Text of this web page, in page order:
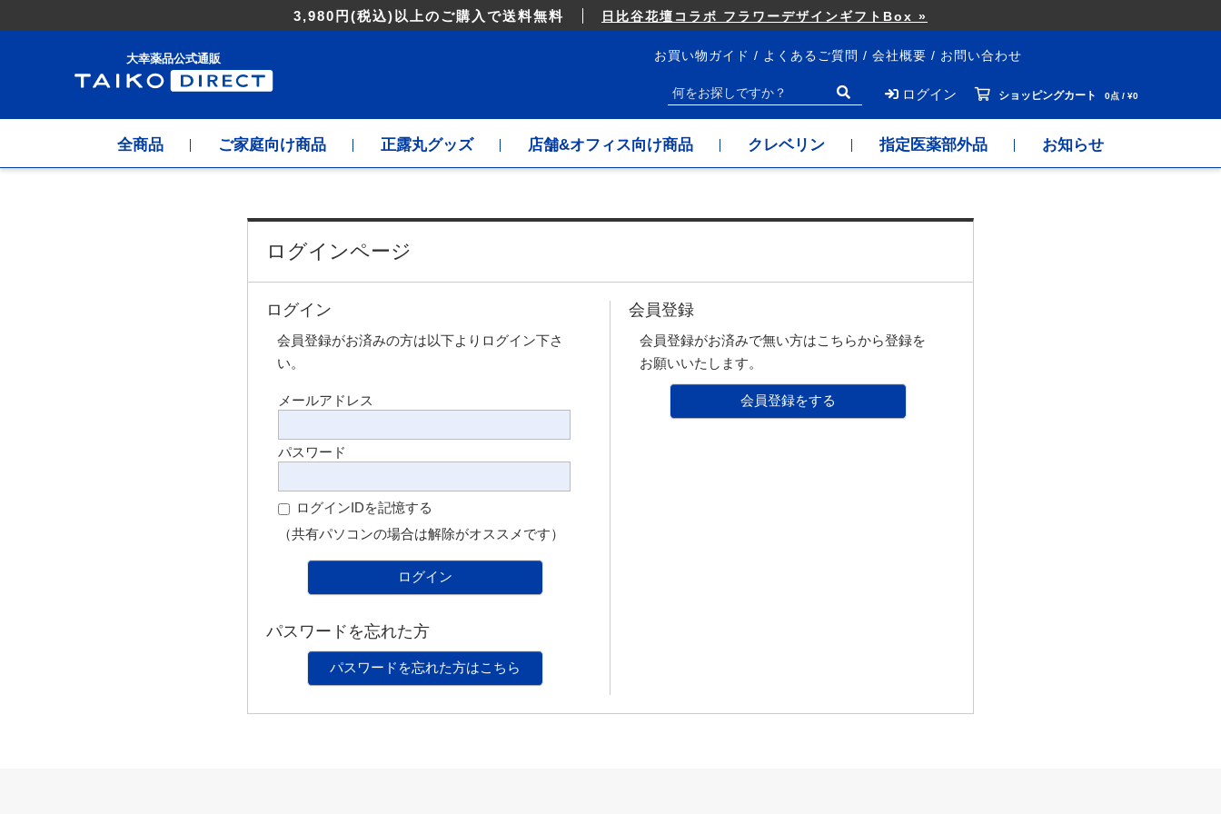
3,980円 (税込) 以上のご購入で送料無料 日比谷花壇コラボ フラワーデザインギフトBox »
大幸薬品公式通販 お買い物ガイド よくあるご質問 会社概要 お問い合わせ
ログイン ショッピングカート 0点 / ¥0
全商品 ご家庭向け商品 正露丸グッズ 店舗&オフィス向け商品 クレベリン 指定医薬部外品 お知らせ
ログインページ
ログイン
会員登録がお済みの方は以下よりログイン下さ
い。
メールアドレス
パスワード
ログインIDを記憶する
（共有パソコンの場合は解除がオススメです）
ログイン
パスワードを忘れた方
パスワードを忘れた方はこちら
会員登録
会員登録がお済みで無い方はこちらから登録を
お願いいたします。
会員登録をする